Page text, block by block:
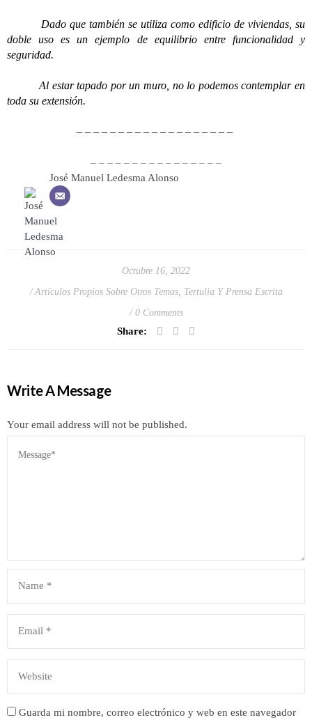
Dado que también se utiliza como edificio de viviendas, su
doble uso es un ejemplo de equilibrio entre funcionalidad y
seguridad.
Al estar tapado por un muro, no lo podemos contemplar en
toda su extensión.
– – – – – – – – – – – – – – – – – – –
– – – – – – – – – – – – – – – –
José Manuel Ledesma Alonso
Octubre 16, 2022
Artículos Propios Sobre Otros Temas, Tertulia Y Prensa Escrita
0 Comments
Share:
Write A Message
Your email address will not be published.
Guarda mi nombre, correo electrónico y web en este navegador